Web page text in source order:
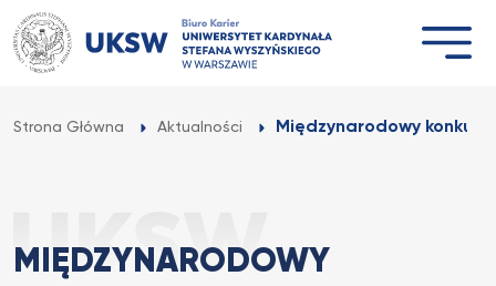
Przejdź
do
treści
Strona Główna Aktualności Międzynarodowy konkurs
MIĘDZYNARODOWY